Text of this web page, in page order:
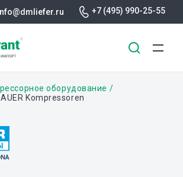
+7 (495) 990-25-55
оборудование
Kompressoren